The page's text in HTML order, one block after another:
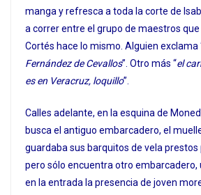
manga y refresca a toda la corte de
a correr entre el grupo de maestros que
Cortés hace lo mismo. Alguien exclama
Fernández de Cevallos”. Otro más “el
es en Veracruz, loquillo”.
Calles adelante, en la esquina de
busca el antiguo embarcadero, el
guardaba sus barquitos de vela
pero sólo encuentra otro embarcadero,
en la entrada la presencia de joven